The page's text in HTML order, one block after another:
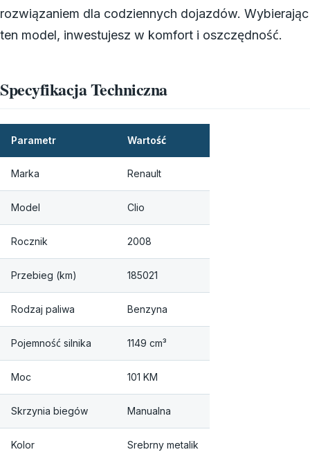
rozwiązaniem dla codziennych dojazdów. Wybierając
ten model, inwestujesz w komfort i oszczędność.
Specyfikacja Techniczna
Parametr Wartość
Marka Renault
Model Clio
Rocznik 2008
Przebieg (km) 185021
Rodzaj paliwa Benzyna
Pojemność silnika 1149 cm³
Moc 101 KM
Skrzynia biegów Manualna
Kolor Srebrny metalik